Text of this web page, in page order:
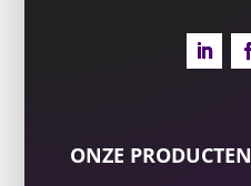
ONZE PRODUCTEN